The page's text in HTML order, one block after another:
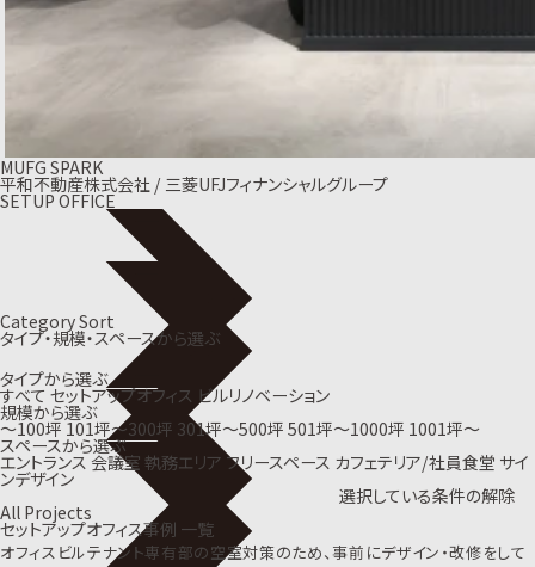
MUFG SPARK
平和不動産株式会社 / 三菱UFJフィナンシャルグループ
SETUP OFFICE
Category Sort
タイプ・規模・スペースから選ぶ
タイプから選ぶ
すべて セットアップオフィス ビルリノベーション
規模から選ぶ
〜100坪 101坪〜300坪 301坪〜500坪 501坪〜1000坪 1001坪〜
スペースから選ぶ
エントランス 会議室 執務エリア フリースペース カフェテリア/社員食堂 サイ
ンデザイン
選択している条件の解除
All Projects
セットアップオフィス事例 一覧
オフィスビルテナント専有部の空室対策のため、事前にデザイン・改修をして